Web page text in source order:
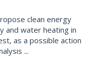
clean energy
and water heating in
as a possible action
...